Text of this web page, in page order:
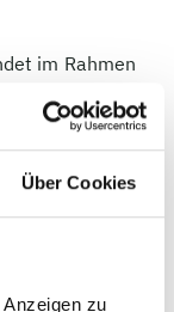
Über Cookies
zu
im Rahmen
statt, das
der
Krämer,
nicht nur die
Investments
Hochschule